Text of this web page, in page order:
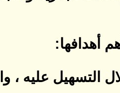
أهدافها:
التسهيل عليه ،